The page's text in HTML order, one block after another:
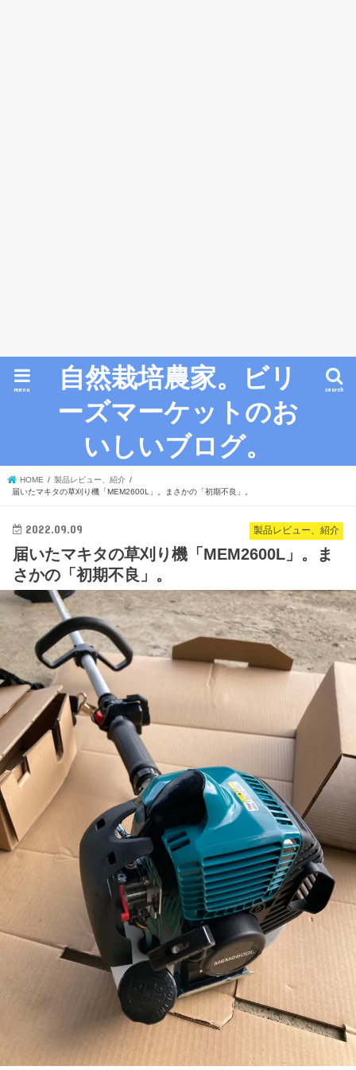
自然栽培農家。ビリ
ーズマーケットのお
いしいブログ。
search
menu
HOME
製品レビュー、紹介
届いたマキタの草刈り機「MEM2600L」。まさかの「初期不良」。
製品レビュー、紹介
2022.09.09
届いたマキタの草刈り機「MEM2600L」。ま
さかの「初期不良」。